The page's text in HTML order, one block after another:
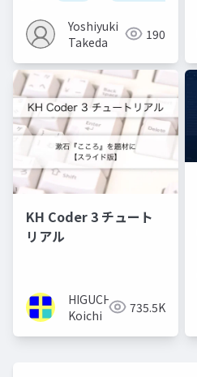
Yoshiyuki
Takeda
190
KH Coder 3 チュート
リアル
HIGUCHI
Koichi
735.5K